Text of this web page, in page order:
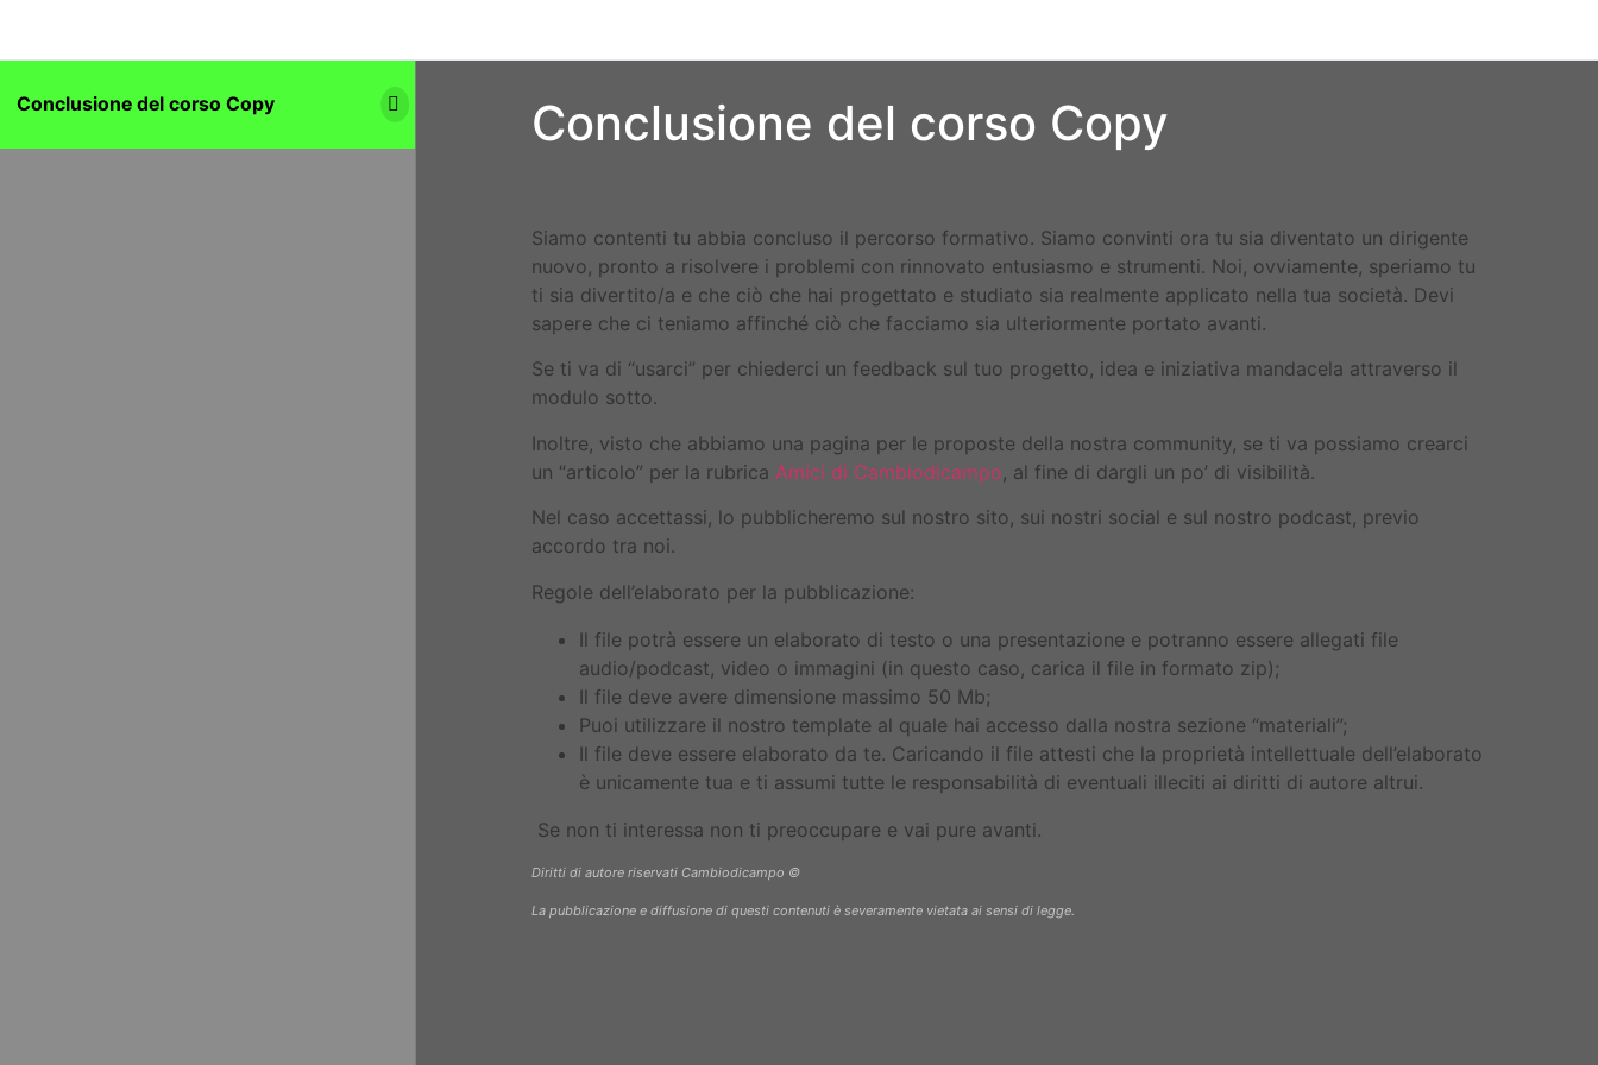
Conclusione del corso Copy Conclusione del corso Copy
Siamo contenti tu abbia concluso il percorso formativo. Siamo convinti ora tu sia diventato un dirigente
nuovo, pronto a risolvere i problemi con rinnovato entusiasmo e strumenti. Noi, ovviamente, speriamo tu
ti sia divertito/a e che ciò che hai progettato e studiato sia realmente applicato nella tua società. Devi
sapere che ci teniamo affinché ciò che facciamo sia ulteriormente portato avanti.
Se ti va di “usarci” per chiederci un feedback sul tuo progetto, idea e iniziativa mandacela attraverso il
modulo sotto.
Inoltre, visto che abbiamo una pagina per le proposte della nostra community, se ti va possiamo crearci
un “articolo” per la rubrica Amici di Cambiodicampo, al fine di dargli un po’ di visibilità.
Nel caso accettassi, lo pubblicheremo sul nostro sito, sui nostri social e sul nostro podcast, previo
accordo tra noi.
Regole dell’elaborato per la pubblicazione:
Il file potrà essere un elaborato di testo o una presentazione e potranno essere allegati file
audio/podcast, video o immagini (in questo caso, carica il file in formato zip);
Il file deve avere dimensione massimo 50 Mb;
Puoi utilizzare il nostro template al quale hai accesso dalla nostra sezione “materiali”;
Il file deve essere elaborato da te. Caricando il file attesti che la proprietà intellettuale dell’elaborato
è unicamente tua e ti assumi tutte le responsabilità di eventuali illeciti ai diritti di autore altrui.
Se non ti interessa non ti preoccupare e vai pure avanti.
Diritti di autore riservati Cambiodicampo ©
La pubblicazione e diffusione di questi contenuti è severamente vietata ai sensi di legge.